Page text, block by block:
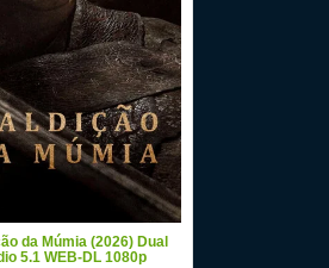
da Múmia (2026) Dual
5.1 WEB-DL 1080p